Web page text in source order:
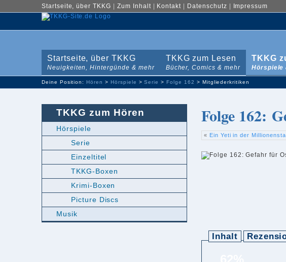
Startseite, über TKKG Zum Inhalt| Kontakt Datenschutz Impressum
Startseite, über TKKG
Neuigkeiten, Hintergünde & mehr
TKKG zum Lesen
Bücher, Comics & mehr
TKKG
Hörspiele
Deine Position:Hören > Hörspiele >Serie >Folge 162 > Mitgliederkritiken
Folge 162:
« Ein Yeti in der
Inhalt
TKKG zum Hören
Hörspiele
Serie
Einzeltitel
TKKG-Boxen
Krimi-Boxen
Picture Discs
Musik